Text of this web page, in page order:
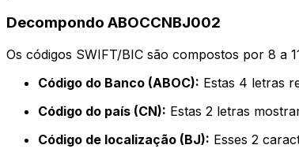
Decompondo ABOCCNBJ002
Os códigos SWIFT/BIC são compostos por 8 a
Código do Banco (ABOC): Estas 4 letras
Código do país (CN): Estas 2 letras
Código de localização (BJ): Esses 2